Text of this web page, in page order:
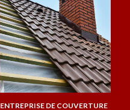
ENTREPRISE DE COUVERTURE